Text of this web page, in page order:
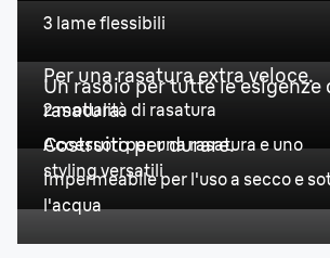
3 lame flessibili
Per una rasatura extra veloce.
2 modalità di rasatura
Un rasoio per tutte le esigenze
rasatura.
Accessori per una rasatura e uno
styling versatili
Costruito per durare.
Impermeabile per l'uso a secco e
l'acqua